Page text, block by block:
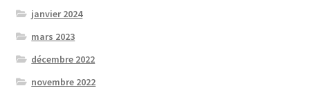
janvier 2024
mars 2023
décembre 2022
novembre 2022